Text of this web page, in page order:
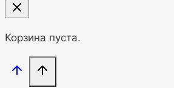
Корзина пуста.